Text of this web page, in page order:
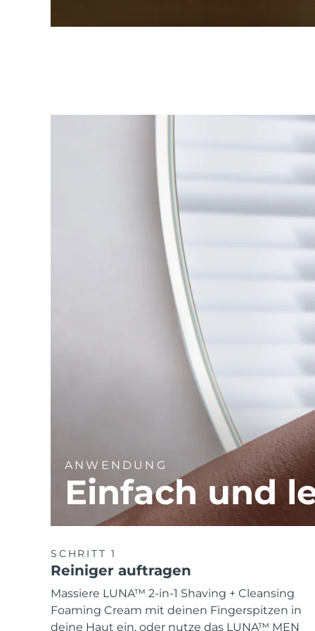
ANWENDUNG
Einfach und
SCHRITT 1
Reiniger auftragen
Massiere LUNA™ 2-in-1 Shaving + Cleansing
Foaming Cream mit deinen Fingerspitzen in
deine Haut ein, oder nutze das LUNA™ MEN